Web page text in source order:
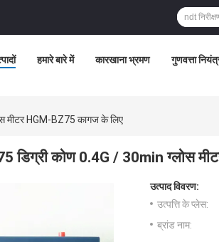
हमारे बारे में कारखाना भ्रमण गुणवत्ता
मीटर HGM-BZ75 कागज के लिए
75 डिग्री कोण 0.4G / 30min ग्लोस
उत्पाद विवरण:
उत्पत्ति के प्लेस:
ब्रांड नाम: